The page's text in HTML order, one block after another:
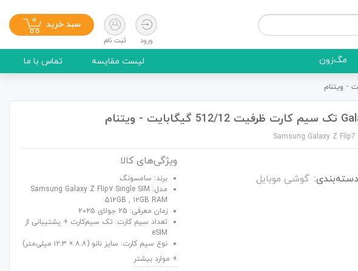
ورود ثبت نام
سبد خرید 0
مگ‌زون لیست مقایسه تماس با ما
Samsung Galaxy Z Flip7
دسته‌بندی: گوشی موبایل
ویژگی‌های کالا
برند: سامسونگ
مدل: Samsung Galaxy Z Flip7 Single SIM
512GB , 12GB RAM
زمان معرفی: 25 جولای 2025
تعداد سیم کارت: تک سیم‌کارت + پشتیبانی از
eSIM
نوع سیم کارت: سایز نانو (۸.۸ × ۱۲.۳ میلی‌متر)